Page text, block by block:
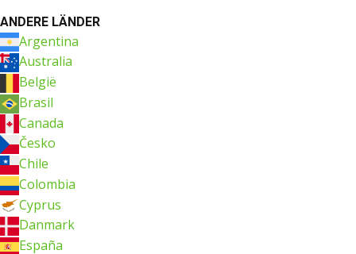
ANDERE LÄNDER
Argentina
Australia
België
Brasil
Canada
Česko
Chile
Colombia
Cyprus
Danmark
España